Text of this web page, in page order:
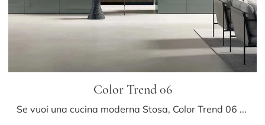
Color Trend 06
Se vuoi una cucina moderna Stosa, Color Trend 06 in legno ti aspetta nel nostro negozio di Cucine Moderne con isola.